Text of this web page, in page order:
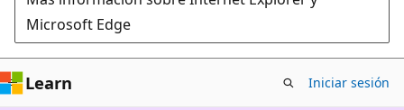
Microsoft Edge
Learn Iniciar sesión